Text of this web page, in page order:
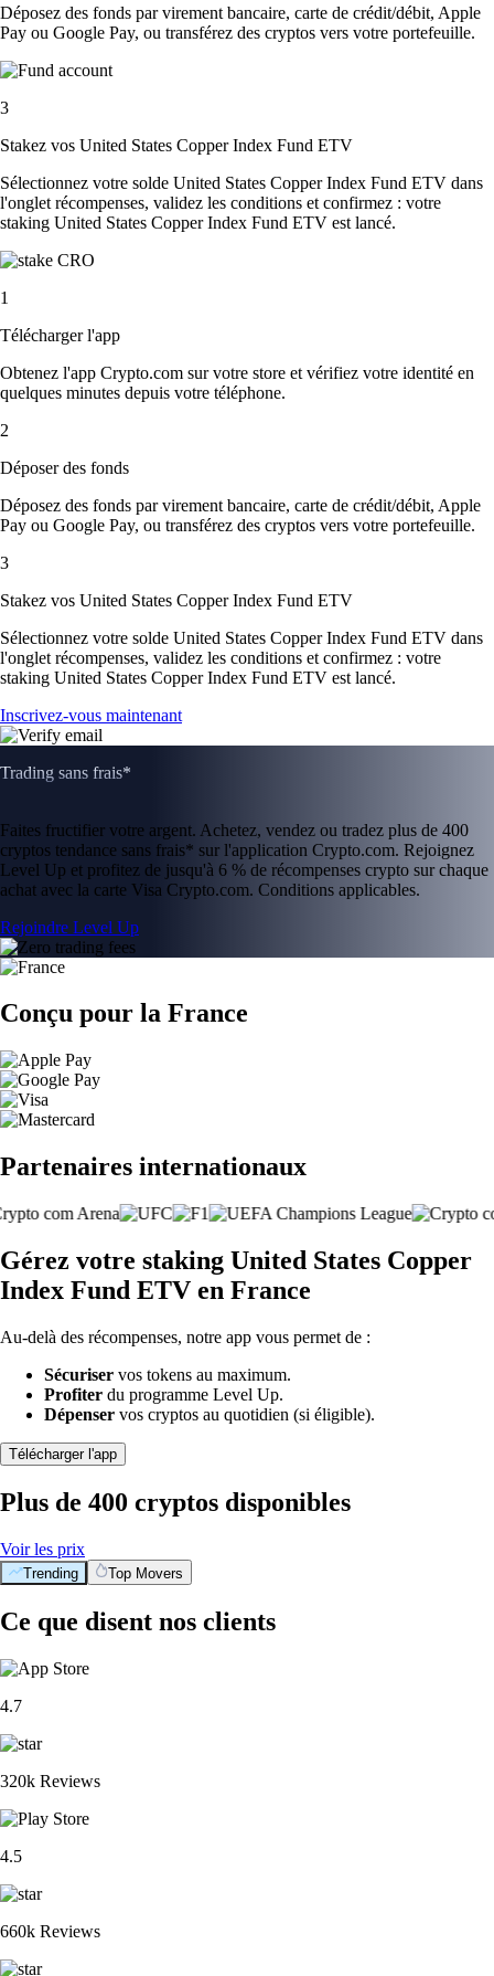
Déposez des fonds par virement bancaire, carte de crédit/débit, Apple
Pay ou Google Pay, ou transférez des cryptos vers votre portefeuille.
3
Stakez vos United States Copper Index Fund ETV
Sélectionnez votre solde United States Copper Index Fund ETV dans
l'onglet récompenses, validez les conditions et confirmez : votre
staking United States Copper Index Fund ETV est lancé.
1
Télécharger l'app
Obtenez l'app Crypto.com sur votre store et vérifiez votre identité en
quelques minutes depuis votre téléphone.
2
Déposer des fonds
Déposez des fonds par virement bancaire, carte de crédit/débit, Apple
Pay ou Google Pay, ou transférez des cryptos vers votre portefeuille.
3
Stakez vos United States Copper Index Fund ETV
Sélectionnez votre solde United States Copper Index Fund ETV dans
l'onglet récompenses, validez les conditions et confirmez : votre
staking United States Copper Index Fund ETV est lancé.
Inscrivez-vous maintenant
Trading sans frais*
Faites fructifier votre argent. Achetez, vendez ou tradez plus de 400
cryptos tendance sans frais* sur l'application Crypto.com. Rejoignez
Level Up et profitez de jusqu'à 6 % de récompenses crypto sur chaque
achat avec la carte Visa Crypto.com. Conditions applicables.
Rejoindre Level Up
Conçu pour la France
Partenaires internationaux
Gérez votre staking United States Copper
Index Fund ETV en France
Au-delà des récompenses, notre app vous permet de :
Sécuriser vos tokens au maximum.
Profiter du programme Level Up.
Dépenser vos cryptos au quotidien (si éligible).
Télécharger l'app
Plus de 400 cryptos disponibles
Voir les prix
Trending Top Movers
Ce que disent nos clients
4.7
320k Reviews
4.5
660k Reviews